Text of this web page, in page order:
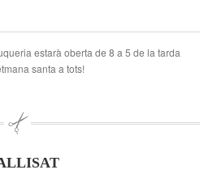
estarà oberta de 8 a 5 de la tarda
santa a tots!